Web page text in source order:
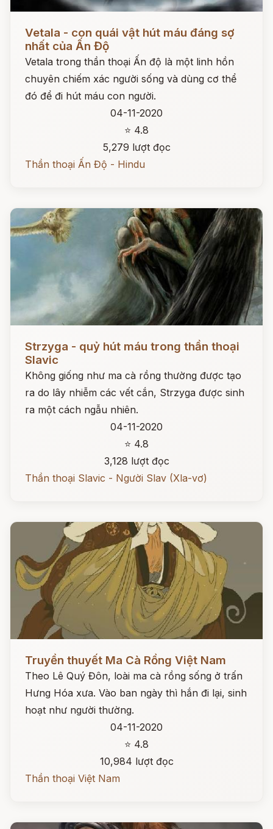
Vetala - con quái vật hút máu đáng sợ
nhất của Ấn Độ
Vetala trong thần thoại Ấn độ là một linh hồn
chuyên chiếm xác người sống và dùng cơ thể
đó để đi hút máu con người.
04-11-2020
⭐ 4.8
5,279 lượt đọc
Thần thoại Ấn Độ - Hindu
Strzyga - quỷ hút máu trong thần thoại
Slavic
Không giống như ma cà rồng thường được tạo
ra do lây nhiễm các vết cắn, Strzyga được sinh
ra một cách ngẫu nhiên.
04-11-2020
⭐ 4.8
3,128 lượt đọc
Thần thoại Slavic - Người Slav (Xla-vơ)
Đọc ngay
Truyền thuyết Ma Cà Rồng Việt Nam
Theo Lê Quý Đôn, loài ma cà rồng sống ở trấn
Hưng Hóa xưa. Vào ban ngày thì hắn đi lại, sinh
hoạt như người thường.
04-11-2020
⭐ 4.8
10,984 lượt đọc
Thần thoại Việt Nam